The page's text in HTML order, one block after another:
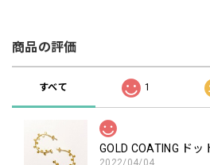
商品の評価
すべて 1
2022/04/04